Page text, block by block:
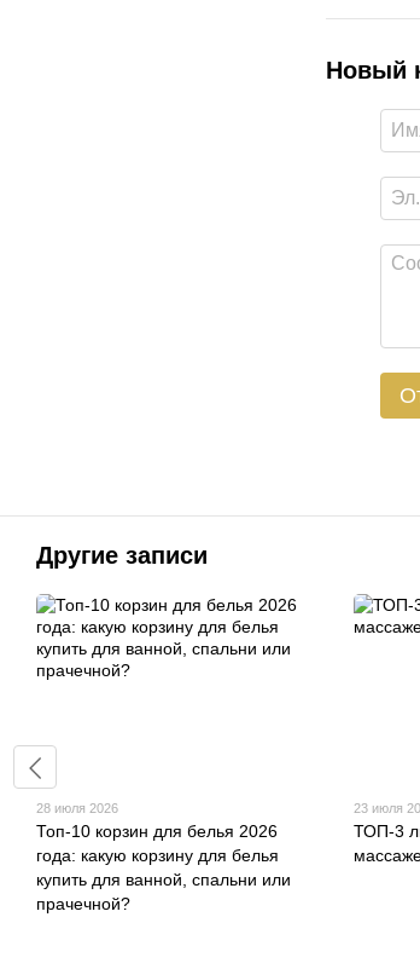
Новый
Другие записи
28 июля 2026
Топ-10 корзин для белья 2026
года: какую корзину для белья
купить для ванной, спальни или
прачечной?
23 июля
ТОП-3